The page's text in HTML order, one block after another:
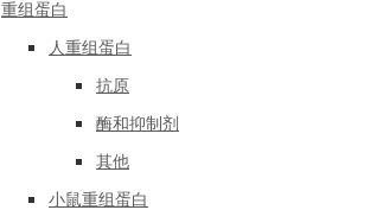
重组蛋白
人重组蛋白
抗原
酶和抑制剂
其他
小鼠重组蛋白